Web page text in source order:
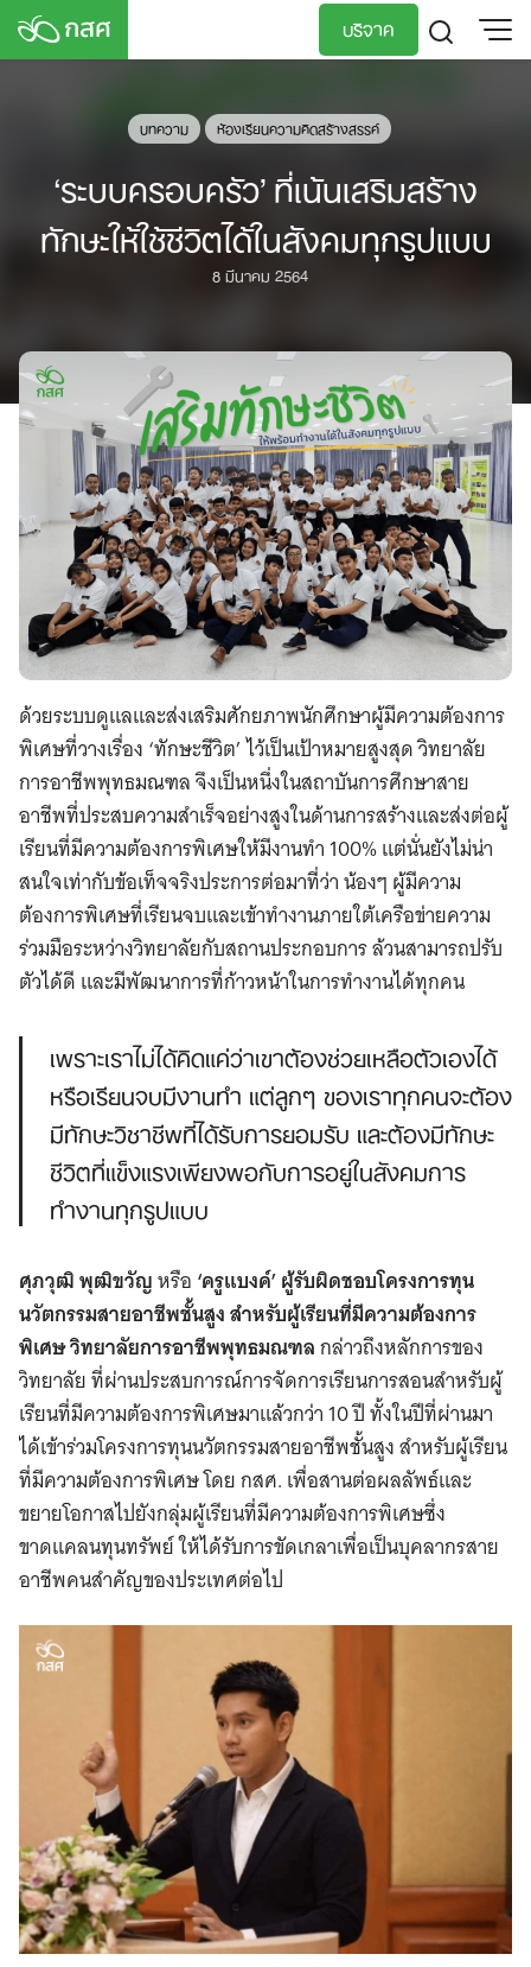
Skip
บริจาค
บทความ ห้องเรียนความคิดสร้างสรรค์
‘ระบบครอบครัว’ ที่เน้นเสริมสร้าง
ทักษะให้ใช้ชีวิตได้ในสังคมทุกรูปแบบ
8 มีนาคม 2564
ด้วยระบบดูแลและส่งเสริมศักยภาพนักศึกษาผู้มีความต้องการ
พิเศษที่วางเรื่อง ‘ทักษะชีวิต’ ไว้เป็นเป้าหมายสูงสุด วิทยาลัย
การอาชีพพุทธมณฑล จึงเป็นหนึ่งในสถาบันการศึกษาสาย
อาชีพที่ประสบความสำเร็จอย่างสูงในด้านการสร้างและส่งต่อผู้
เรียนที่มีความต้องการพิเศษให้มีงานทำ 100% แต่นั่นยังไม่น่า
สนใจเท่ากับข้อเท็จจริงประการต่อมาที่ว่า น้องๆ ผู้มีความ
ต้องการพิเศษที่เรียนจบและเข้าทำงานภายใต้เครือข่ายความ
ร่วมมือระหว่างวิทยาลัยกับสถานประกอบการ ล้วนสามารถปรับ
ตัวได้ดี และมีพัฒนาการที่ก้าวหน้าในการทำงานได้ทุกคน
เพราะเราไม่ได้คิดแค่ว่าเขาต้องช่วยเหลือตัวเองได้
หรือเรียนจบมีงานทำ แต่ลูกๆ ของเราทุกคนจะต้อง
มีทักษะวิชาชีพที่ได้รับการยอมรับ และต้องมีทักษะ
ชีวิตที่แข็งแรงเพียงพอกับการอยู่ในสังคมการ
ทำงานทุกรูปแบบ
ศุภวุฒิ พุฒิขวัญหรือ ‘ครูแบงค์’ ผู้รับผิดชอบโครงการทุน
นวัตกรรมสายอาชีพชั้นสูง สำหรับผู้เรียนที่มีความต้องการ
พิเศษ วิทยาลัยการอาชีพพุทธมณฑลกล่าวถึงหลักการของ
วิทยาลัย ที่ผ่านประสบการณ์การจัดการเรียนการสอนสำหรับผู้
เรียนที่มีความต้องการพิเศษมาแล้วกว่า 10 ปี ทั้งในปีที่ผ่านมา
ได้เข้าร่วมโครงการทุนนวัตกรรมสายอาชีพชั้นสูง สำหรับผู้เรียน
ที่มีความต้องการพิเศษ โดย กสศ. เพื่อสานต่อผลลัพธ์และ
ขยายโอกาสไปยังกลุ่มผู้เรียนที่มีความต้องการพิเศษซึ่ง
ขาดแคลนทุนทรัพย์ ให้ได้รับการขัดเกลาเพื่อเป็นบุคลากรสาย
อาชีพคนสำคัญของประเทศต่อไป